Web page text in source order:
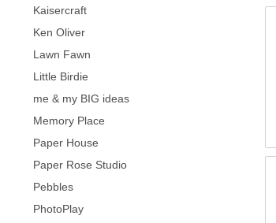
Kaisercraft
Ken Oliver
Lawn Fawn
Little Birdie
me & my BIG ideas
Memory Place
Paper House
Paper Rose Studio
Pebbles
PhotoPlay